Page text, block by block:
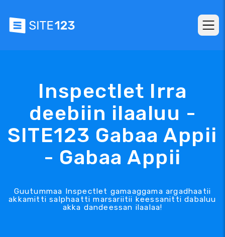
Inspectlet Irra
deebiin ilaaluu -
SITE123 Gabaa Appii
- Gabaa Appii
Guutummaa Inspectlet gamaaggama argadhaatii
akkamitti salphaatti marsariitii keessanitti dabaluu
akka dandeessan ilaalaa!